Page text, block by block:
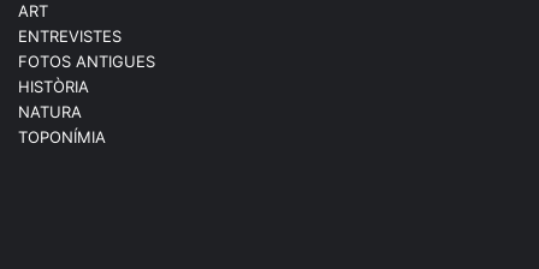
ART
ENTREVISTES
FOTOS ANTIGUES
HISTÒRIA
NATURA
TOPONÍMIA